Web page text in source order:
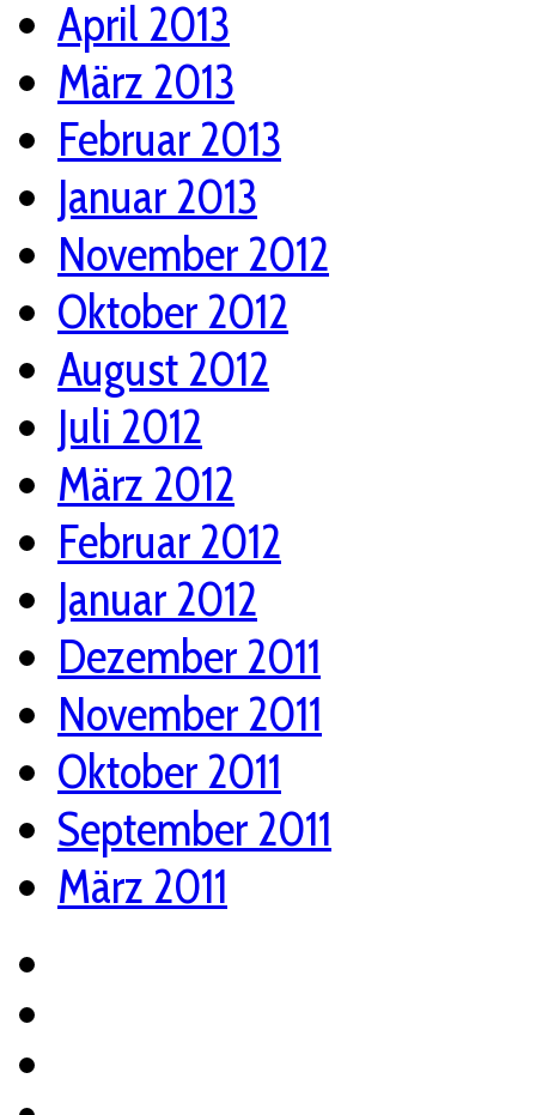
April 2013
März 2013
Februar 2013
Januar 2013
November 2012
Oktober 2012
August 2012
Juli 2012
März 2012
Februar 2012
Januar 2012
Dezember 2011
November 2011
Oktober 2011
September 2011
März 2011